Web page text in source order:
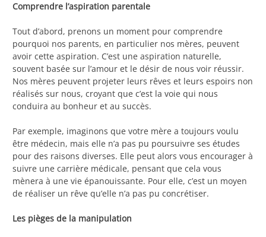
Comprendre l’aspiration parentale
Tout d’abord, prenons un moment pour comprendre
pourquoi nos parents, en particulier nos mères, peuvent
avoir cette aspiration. C’est une aspiration naturelle,
souvent basée sur l’amour et le désir de nous voir réussir.
Nos mères peuvent projeter leurs rêves et leurs espoirs non
réalisés sur nous, croyant que c’est la voie qui nous
conduira au bonheur et au succès.
Par exemple, imaginons que votre mère a toujours voulu
être médecin, mais elle n’a pas pu poursuivre ses études
pour des raisons diverses. Elle peut alors vous encourager à
suivre une carrière médicale, pensant que cela vous
mènera à une vie épanouissante. Pour elle, c’est un moyen
de réaliser un rêve qu’elle n’a pas pu concrétiser.
Les pièges de la manipulation